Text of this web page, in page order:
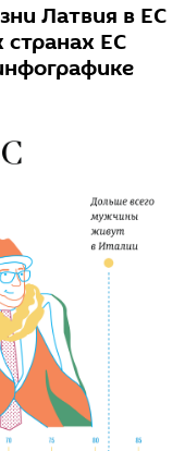
Латвия в ЕС
странах ЕС